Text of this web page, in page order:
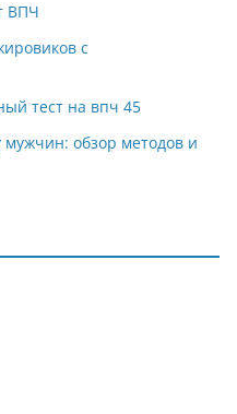
ВПЧ
с
тест на впч 45
обзор методов и